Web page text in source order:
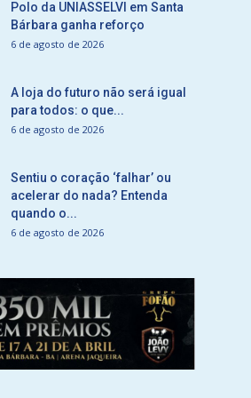
Polo da UNIASSELVI em Santa
Bárbara ganha reforço
6 de agosto de 2026
A loja do futuro não será igual
para todos: o que...
6 de agosto de 2026
Sentiu o coração ‘falhar’ ou
acelerar do nada? Entenda
quando o...
6 de agosto de 2026